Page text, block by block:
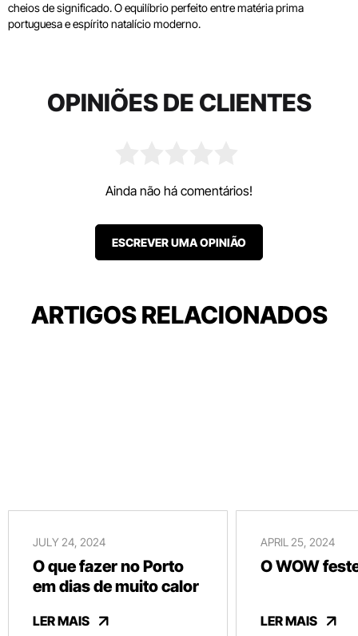
cheios de significado. O equilíbrio perfeito entre matéria prima
portuguesa e espírito natalício moderno.
OPINIÕES DE CLIENTES
Ainda não há comentários!
ESCREVER UMA OPINIÃO
ARTIGOS RELACIONADOS
JULY 24, 2024
O que fazer no Porto
em dias de muito calor
LER MAIS
APRIL 25, 2024
O WOW
LER MAIS